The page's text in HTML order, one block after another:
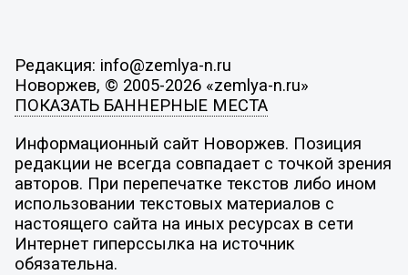
Редакция: info@zemlya-n.ru
Новоржев, © 2005-2026 «zemlya-n.ru»
ПОКАЗАТЬ БАННЕРНЫЕ МЕСТА
Информационный сайт Новоржев. Позиция
редакции не всегда совпадает с точкой зрения
авторов. При перепечатке текстов либо ином
использовании текстовых материалов с
настоящего сайта на иных ресурсах в сети
Интернет гиперссылка на источник
обязательна.